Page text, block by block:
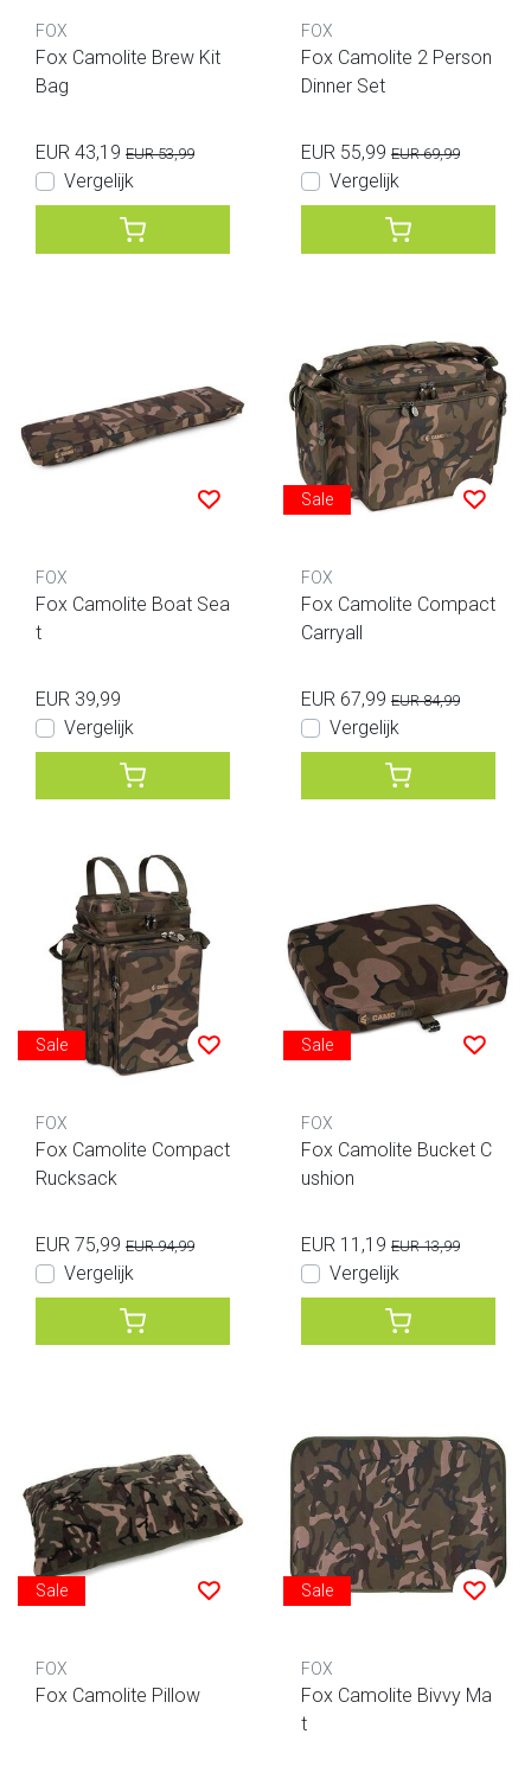
FOX
Fox Camolite Brew Kit
Bag
EUR 43,19 EUR 53,99
Vergelijk
FOX
Fox Camolite 2 Person
Dinner Set
EUR 55,99 EUR 69,99
Vergelijk
FOX
Fox Camolite Boat Sea
t
EUR 39,99
Vergelijk
Sale
FOX
Fox Camolite Compact
Carryall
EUR 67,99 EUR 84,99
Vergelijk
Sale
FOX
Fox Camolite Compact
Rucksack
EUR 75,99 EUR 94,99
Vergelijk
Sale
FOX
Fox Camolite Bucket C
ushion
EUR 11,19 EUR 13,99
Vergelijk
Sale
FOX
Fox Camolite Pillow
Sale
FOX
Fox Camolite Bivvy Ma
t